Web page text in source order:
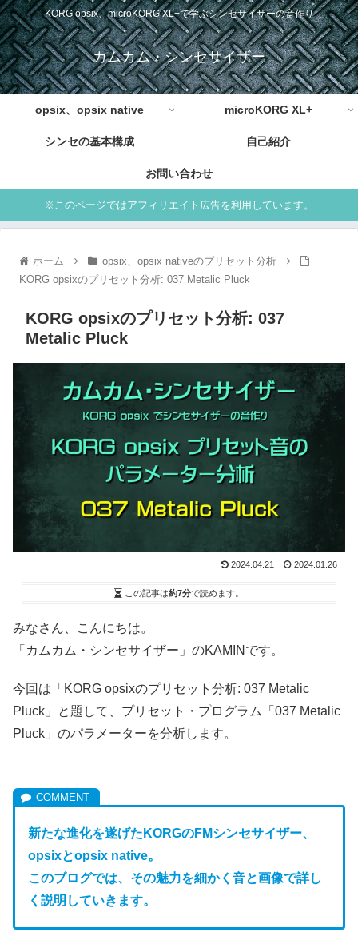
KORG opsix、microKORG XL+で学ぶシンセサイザーの音作り
カムカム・シンセサイザー
opsix、opsix native microKORG XL+
シンセの基本構成 自己紹介
お問い合わせ
※このページではアフィリエイト広告を利用しています。
ホーム
opsix、opsix nativeのプリセット分析
KORG opsixのプリセット分析: 037 Metalic Pluck
KORG opsixのプリセット分析: 037
Metalic Pluck
2024.04.21 2024.01.26
この記事は約7分で読めます。
みなさん、こんにちは。
「カムカム・シンセサイザー」のKAMINです。
今回は「KORG opsixのプリセット分析: 037 Metalic
Pluck」と題して、プリセット・プログラム「037 Metalic
Pluck」のパラメーターを分析します。
新たな進化を遂げたKORGのFMシンセサイザー、
opsixとopsix native。
このブログでは、その魅力を細かく音と画像で詳し
く説明していきます。